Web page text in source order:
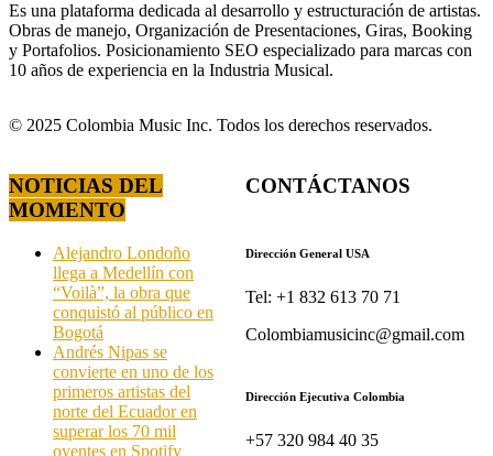
Es una plataforma dedicada al desarrollo y estructuración de artistas.
Obras de manejo, Organización de Presentaciones, Giras, Booking
y Portafolios. Posicionamiento SEO especializado para marcas con
10 años de experiencia en la Industria Musical.
© 2025 Colombia Music Inc. Todos los derechos reservados.
NOTICIAS DEL
MOMENTO
Alejandro Londoño
llega a Medellín con
“Voilà”, la obra que
conquistó al público en
Bogotá
Andrés Nipas se
convierte en uno de los
primeros artistas del
norte del Ecuador en
superar los 70 mil
oyentes en Spotify
CONTÁCTANOS
Dirección General USA
Tel: +1 832 613 70 71
Colombiamusicinc@gmail.com
Dirección Ejecutiva Colombia
+57 320 984 40 35